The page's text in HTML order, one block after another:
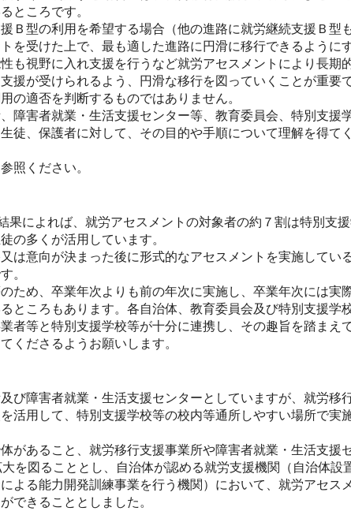
ところです。
型の利用を希望する場合（他の進路に就労継続支援Ｂ型
を受けた上で、最も適した進路に円滑に移行できるように
も視野に入れ支援を行うなど就労アセスメントにより長期
援が受けられるよう、円滑な移行を図っていくことが重要で
適否を判断するものではありません。
害者就業・生活支援センター等、教育委員会、特別支援
徒、保護者に対して、その目的や手順について理解を得て
照ください。
によれば、就労アセスメントの対象者の約７割は特別支
の多くが活用しています。
意向が決まった後に形式的なアセスメントを実施してい
。
め、卒業年次よりも前の年次に実施し、卒業年次には実
ところもあります。各自治体、教育委員会及び特別支援学
者等と特別支援学校等が十分に連携し、その趣旨を踏まえ
くださるようお願いします。
び障害者就業・生活支援センターとしていますが、就労移
活用して、特別支援学校等の校内等通所しやすい場所で実
があること、就労移行支援事業所や障害者就業・生活支援
を図ることとし、自治体が認める就労支援機関（自治体設
よる能力開発訓練事業を行う機関）において、就労アセス
できることとしました。